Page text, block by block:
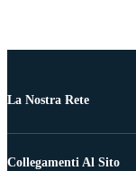
La Nostra Rete
Collegamenti Al Sito